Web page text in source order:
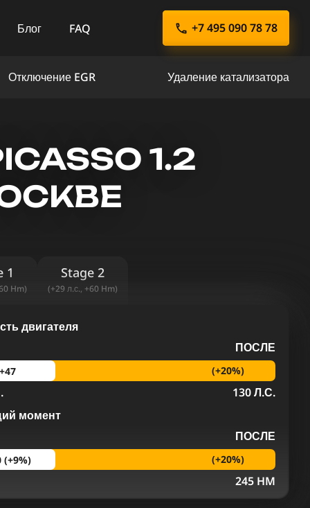
Блог FAQ +7 495 090 78 78
Отключение EGR Удаление катализатора
1.2
1
Hm)
Stage 2
(+29 л.с., +60 Hm)
двигателя
ПОСЛЕ
+47 (+20%)
130 Л.С.
момент
ПОСЛЕ
(+9%) (+20%)
245 HM